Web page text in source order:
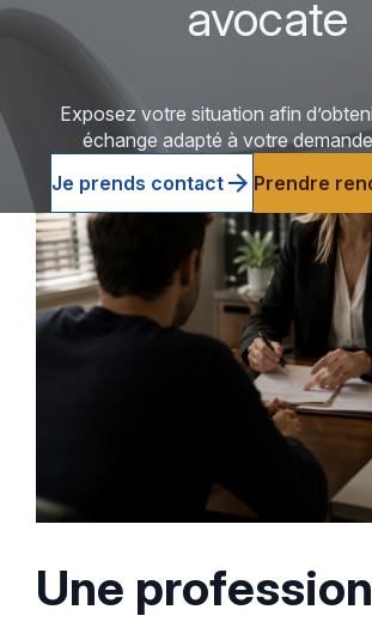
avocate
Exposez votre situation afin
échange adapté à votre
Je prends contact arrow_forward Prendre
Une